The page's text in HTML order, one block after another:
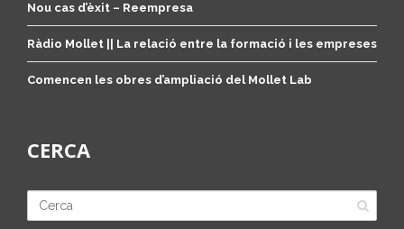
Nou cas d’èxit – Reempresa
Ràdio Mollet || La relació entre la formació i les empreses
Comencen les obres d’ampliació del Mollet Lab
CERCA